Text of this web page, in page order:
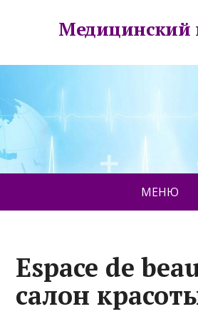
Медицинский
МЕНЮ
Espace de
салон